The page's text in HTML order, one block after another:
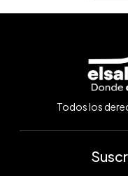
Todos los